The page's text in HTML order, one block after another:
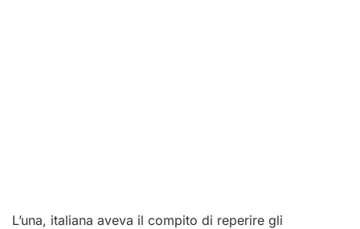
L’una, italiana aveva il compito di reperire gli